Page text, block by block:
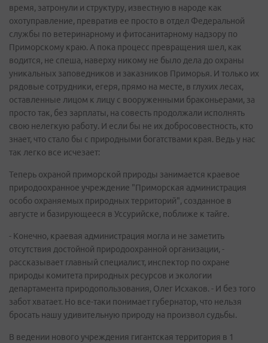
время, затронули и структуру, известную в народе как
охотуправление, превратив ее просто в отдел Федеральной
службы по ветеринарному и фитосанитарному надзору по
Приморскому краю. А пока процесс превращения шел, как
водится, не спеша, наверху никому не было дела до охраны
уникальных заповедников и заказников Приморья. И только их
рядовые сотрудники, егеря, прямо на месте, в глухих лесах,
оставленные лицом к лицу с вооруженными браконьерами, за
просто так, без зарплаты, на совесть продолжали исполнять
свою нелегкую работу. И если бы не их добросовестность, кто
знает, что стало бы с природными богатствами края. Ведь у нас
так легко все исчезает:
Теперь охраной приморской природы занимается краевое
природоохранное учреждение "Приморская администрация
особо охраняемых природных территорий", созданное в
августе и базирующееся в Уссурийске, поближе к тайге.
- Конечно, краевая администрация могла и не заметить
отсутствия достойной природоохранной организации, -
рассказывает главный специалист, инспектор по охране
природы комитета природных ресурсов и экологии
департамента природопользования, Олег Исхаков. - И без того
забот хватает. Но все-таки понимает губернатор, что нельзя
бросать нашу удивительную природу на произвол судьбы.
В ведении нового учреждения гигантская территория в 1